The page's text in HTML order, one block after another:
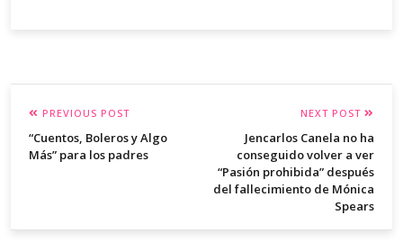
PREVIOUS POST
“Cuentos, Boleros y Algo
Más” para los padres
NEXT POST
Jencarlos Canela no ha
conseguido volver a ver
“Pasión prohibida” después
del fallecimiento de Mónica
Spears